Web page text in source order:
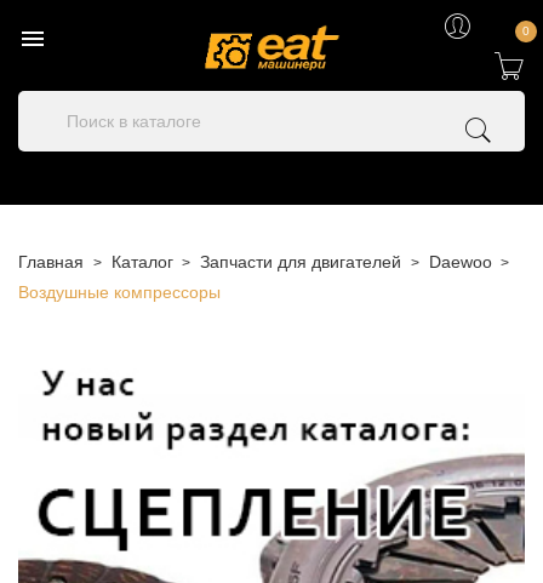
 0
Главная Каталог Запчасти для двигателей
Daewoo
Воздушные компрессоры